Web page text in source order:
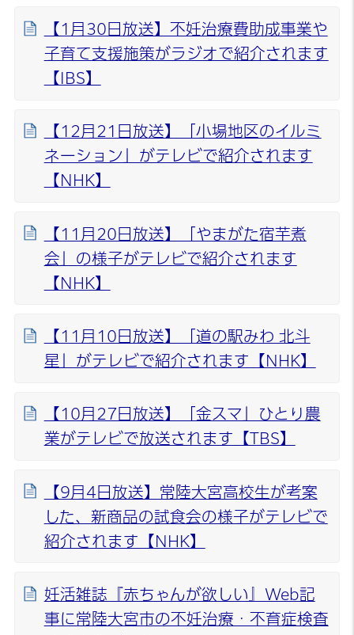
【1月30日放送】不妊治療費助成事業や
子育て支援施策がラジオで紹介されます
【IBS】
【12月21日放送】「小場地区のイルミ
ネーション」がテレビで紹介されます
【NHK】
【11月20日放送】「やまがた宿芋煮
会」の様子がテレビで紹介されます
【NHK】
【11月10日放送】「道の駅みわ 北斗
星」がテレビで紹介されます【NHK】
【10月27日放送】「金スマ」ひとり農
業がテレビで放送されます【TBS】
【9月4日放送】常陸大宮高校生が考案
した、新商品の試食会の様子がテレビで
紹介されます【NHK】
妊活雑誌『赤ちゃんが欲しい』Web記
事に常陸大宮市の不妊治療・不育症検査